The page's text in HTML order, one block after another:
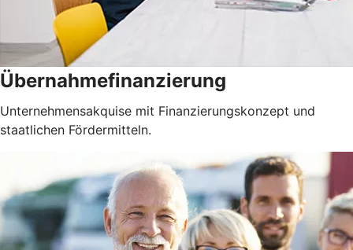
Übernahmefinanzierung
Unternehmensakquise mit Finanzierungskonzept und
staatlichen Fördermitteln.